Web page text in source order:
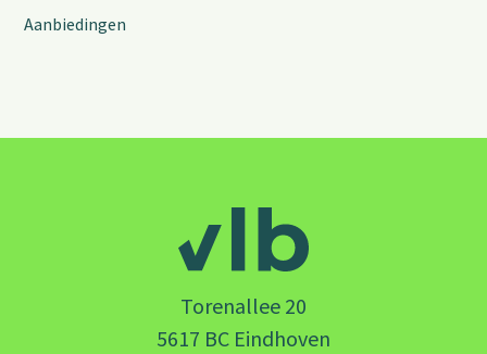
Aanbiedingen
Torenallee 20
5617 BC Eindhoven